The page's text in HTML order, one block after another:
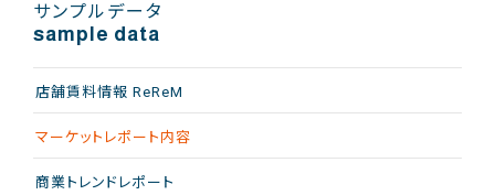
サンプルデータ
sample data
店舗賃料情報 ReReM
マーケットレポート内容
商業トレンドレポート